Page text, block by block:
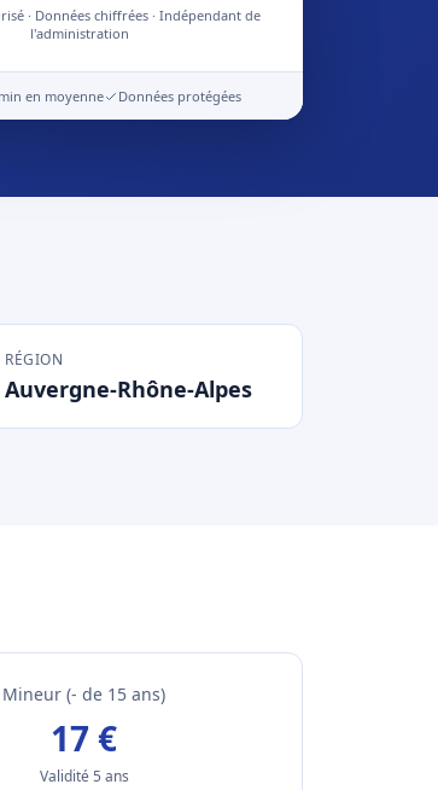
· Données chiffrées · Indépendant de
l'administration
en moyenne Données protégées
RÉGION
Auvergne-Rhône-Alpes
Mineur (- de 15 ans)
17 €
Validité 5 ans